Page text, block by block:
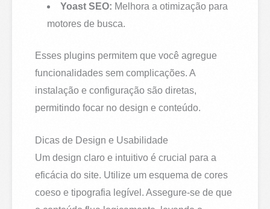
Yoast SEO: Melhora a otimização para
motores de busca.
Esses plugins permitem que você agregue
funcionalidades sem complicações. A
instalação e configuração são diretas,
permitindo focar no design e conteúdo.
Dicas de Design e Usabilidade
Um design claro e intuitivo é crucial para a
eficácia do site. Utilize um esquema de cores
coeso e tipografia legível. Assegure-se de que